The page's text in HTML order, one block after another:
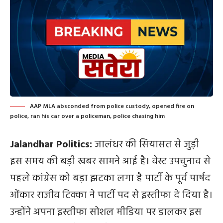
AAP MLA absconded from police custody, opened fire on
police, ran his car over a policeman, police chasing him
Jalandhar Politics:जालंधर की सियासत से जुड़ी
इस समय की बड़ी खबर सामने आई है। वेस्ट उपचुनाव से
पहले कांग्रेस को बड़ा झटका लगा है पार्टी के पूर्व पार्षद
ओंकार राजीव टिक्काने पार्टी पद से इस्तीफा दे दिया है।
उन्होंने अपना इस्तीफा सोशल मीडिया पर डालकर इस